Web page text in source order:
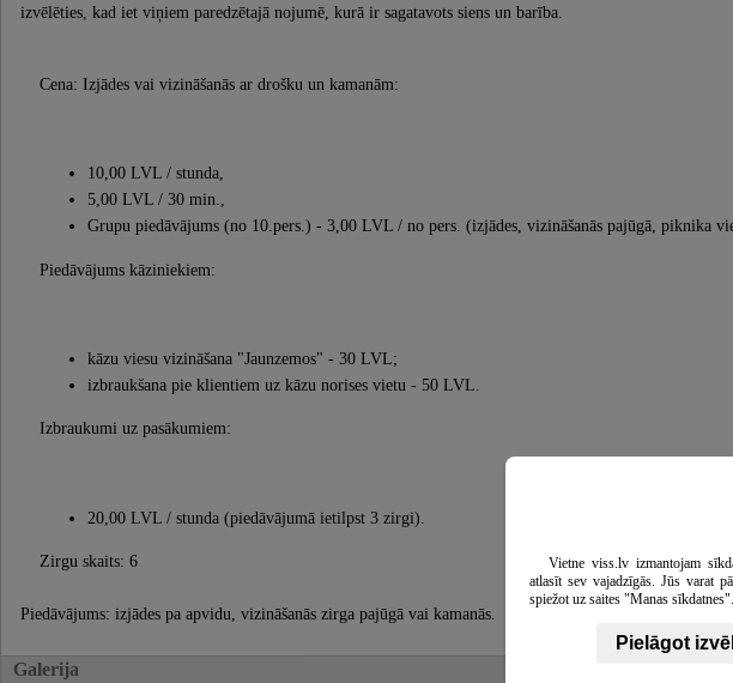
izvēlēties, kad iet viņiem paredzētajā nojumē, kurā ir sagatavots siens un barība.
Cena: Izjādes vai vizināšanās ar drošku un kamanām:
10,00 LVL / stunda,
5,00 LVL / 30 min.,
Grupu piedāvājums (no 10.pers.) - 3,00 LVL / no pers. (izjādes, vizināšanās pajūgā, piknika
Piedāvājums kāziniekiem:
kāzu viesu vizināšana "Jaunzemos" - 30 LVL;
izbraukšana pie klientiem uz kāzu norises vietu - 50 LVL.
Izbraukumi uz pasākumiem:
20,00 LVL / stunda (piedāvājumā ietilpst 3 zirgi).
Zirgu skaits: 6
Piedāvājums: izjādes pa apvidu, vizināšanās zirga pajūgā vai kamanās.
Galerija
Vietne viss.lv izmantojam
atlasīt sev vajadzīgās. Jūs varat
spiežot uz saites "Manas
Pielāgot